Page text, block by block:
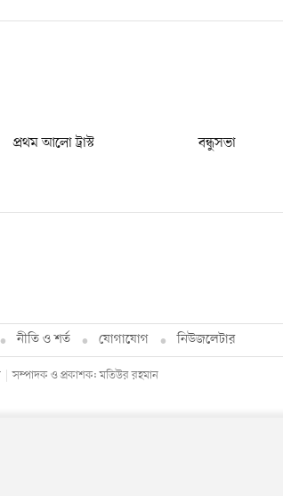
প্রথম আলো ট্রাস্ট বন্ধুসভা
নীতি ও শর্ত যোগাযোগ নিউজলেটার
সম্পাদক ও প্রকাশক: মতিউর রহমান